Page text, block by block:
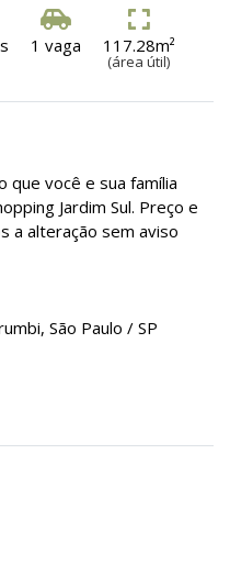
1 vaga 117.28m²
(área útil)
que você e sua família
Jardim Sul. Preço e
a alteração sem aviso
São Paulo / SP